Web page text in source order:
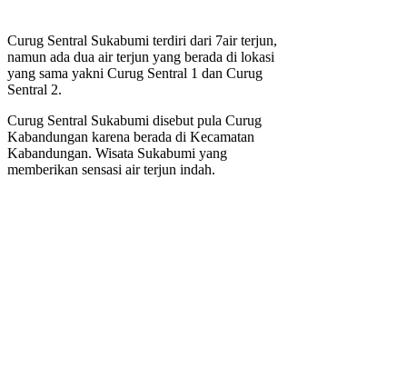
Curug Sentral Sukabumi terdiri dari 7air terjun,
namun ada dua air terjun yang berada di lokasi
yang sama yakni Curug Sentral 1 dan Curug
Sentral 2.
Curug Sentral Sukabumi disebut pula Curug
Kabandungan karena berada di Kecamatan
Kabandungan. Wisata Sukabumi yang
memberikan sensasi air terjun indah.